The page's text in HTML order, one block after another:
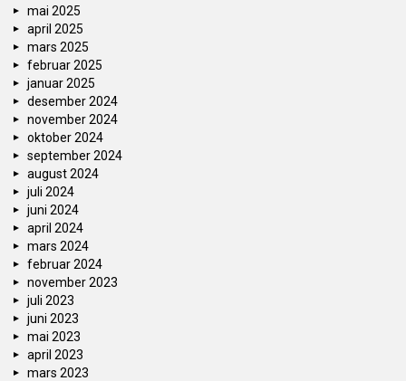
mai 2025
april 2025
mars 2025
februar 2025
januar 2025
desember 2024
november 2024
oktober 2024
september 2024
august 2024
juli 2024
juni 2024
april 2024
mars 2024
februar 2024
november 2023
juli 2023
juni 2023
mai 2023
april 2023
mars 2023